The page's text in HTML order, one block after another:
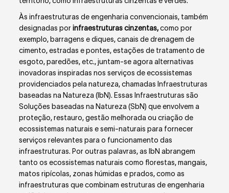
Às infraestruturas de engenharia convencionais, também
designadas porinfraestruturas cinzentas,como por
exemplo, barragens e diques, canais de drenagem de
cimento, estradas e pontes, estações de tratamento de
esgoto, paredões, etc., juntam-se agora alternativas
inovadoras inspiradas nos serviços de ecossistemas
providenciados pela natureza, chamadas Infraestruturas
baseadas na Natureza (IbN). Essas Infraestruturas são
Soluções baseadas na Natureza (SbN) que envolvem a
proteção, restauro, gestão melhorada ou criação de
ecossistemas naturais e semi-naturais para fornecer
serviços relevantes para o funcionamento das
infraestruturas. Por outras palavras, as IbN abrangem
tanto os ecossistemas naturais como florestas, mangais,
matos ripícolas, zonas húmidas e prados, como as
infraestruturas que combinam estruturas de engenharia